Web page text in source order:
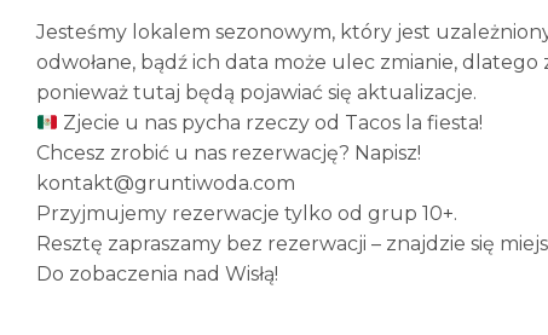
Jesteśmy lokalem sezonowym, który jest
odwołane, bądź ich data może ulec zmianie,
ponieważ tutaj będą pojawiać się aktualizacje.
Zjecie u nas pycha rzeczy od Tacos la fiesta!
Chcesz zrobić u nas rezerwację? Napisz!
kontakt@gruntiwoda.com
Przyjmujemy rezerwacje tylko od grup 10+.
Resztę zapraszamy bez rezerwacji – znajdzie się
Do zobaczenia nad Wisłą!